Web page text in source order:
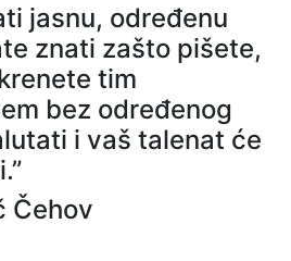
jasnu, određenu
znati zašto pišete,
tim
bez određenog
i vaš talenat će
Čehov